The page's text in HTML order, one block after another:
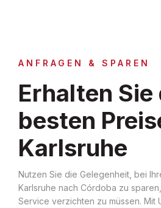
ANFRAGEN & SPAREN
Erhalten Sie
besten
Karlsruhe
Nutzen Sie die Gelegenheit, bei
Karlsruhe nach Córdoba zu
Service verzichten zu müssen. Mit